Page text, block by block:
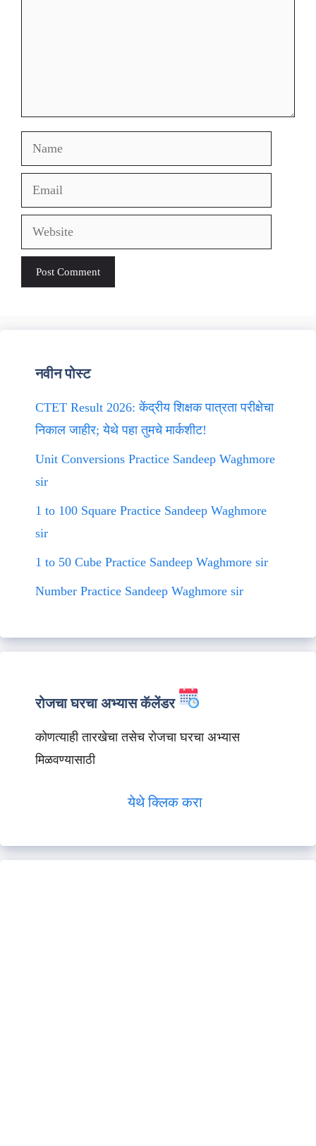
Name
Email
Website
नवीन पोस्ट
CTET Result 2026: केंद्रीय शिक्षक पात्रता परीक्षेचा
निकाल जाहीर; येथे पहा तुमचे मार्कशीट!
Unit Conversions Practice Sandeep Waghmore
sir
1 to 100 Square Practice Sandeep Waghmore
sir
1 to 50 Cube Practice Sandeep Waghmore sir
Number Practice Sandeep Waghmore sir
रोजचा घरचा अभ्यास कॅलेंडर
कोणत्याही तारखेचा तसेच रोजचा घरचा अभ्यास
मिळवण्यासाठी
येथे क्लिक करा